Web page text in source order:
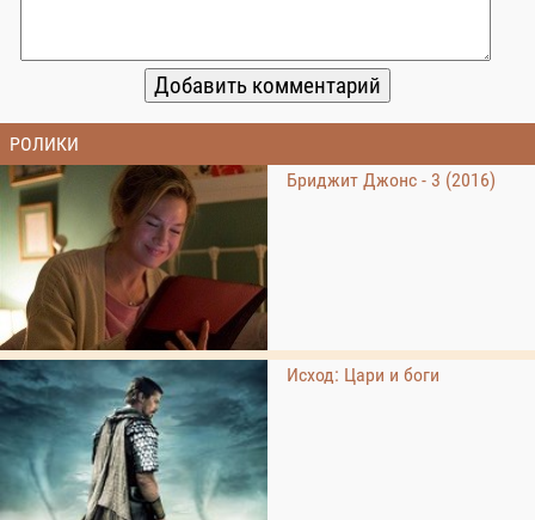
РОЛИКИ
Бриджит Джонс - 3 (2016)
Исход: Цари и боги